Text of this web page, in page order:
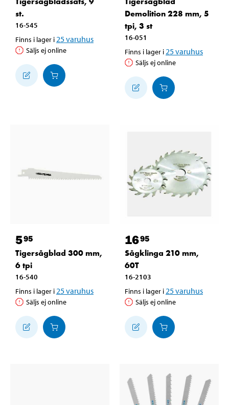
st.
16-545
Finns i lager i 25varuhus
Säljs ej online
Demolition 228 mm, 5
tpi, 3 st
16-051
Finns i lager i 25varuhus
Säljs ej online
595
Tigersågblad 300 mm,
6 tpi
16-540
Finns i lager i 25varuhus
Säljs ej online
1695
Sågklinga 210 mm,
60T
16-2103
Finns i lager i 25varuhus
Säljs ej online